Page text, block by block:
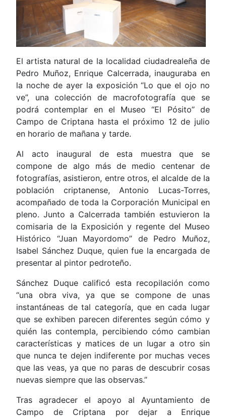
El artista natural de la localidad ciudadrealeña de
Pedro Muñoz, Enrique Calcerrada, inauguraba en
la noche de ayer la exposición “Lo que el ojo no
ve”, una colección de macrofotografía que se
podrá contemplar en el Museo “El Pósito” de
Campo de Criptana hasta el próximo 12 de julio
en horario de mañana y tarde.
Al acto inaugural de esta muestra que se
compone de algo más de medio centenar de
fotografías, asistieron, entre otros, el alcalde de la
población criptanense, Antonio Lucas-Torres,
acompañado de toda la Corporación Municipal en
pleno. Junto a Calcerrada también estuvieron la
comisaria de la Exposición y regente del Museo
Histórico “Juan Mayordomo” de Pedro Muñoz,
Isabel Sánchez Duque, quien fue la encargada de
presentar al pintor pedroteño.
Sánchez Duque calificó esta recopilación como
“una obra viva, ya que se compone de unas
instantáneas de tal categoría, que en cada lugar
que se exhiben parecen diferentes según cómo y
quién las contempla, percibiendo cómo cambian
características y matices de un lugar a otro sin
que nunca te dejen indiferente por muchas veces
que las veas, ya que no paras de descubrir cosas
nuevas siempre que las observas.”
Tras agradecer el apoyo al Ayuntamiento de
Campo de Criptana por dejar a Enrique